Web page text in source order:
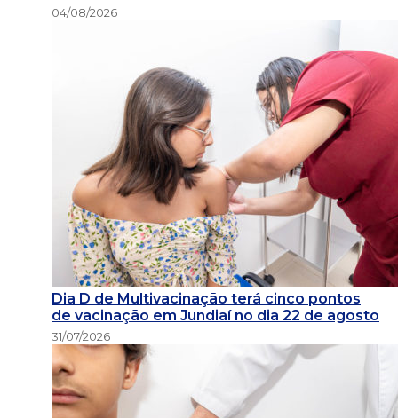
04/08/2026
Dia D de Multivacinação terá cinco pontos
de vacinação em Jundiaí no dia 22 de agosto
31/07/2026